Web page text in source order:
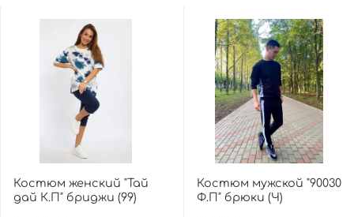
Костюм женский "Тай
дай К.П" бриджи (99)
Костюм мужской "90030
Ф.П" брюки (Ч)